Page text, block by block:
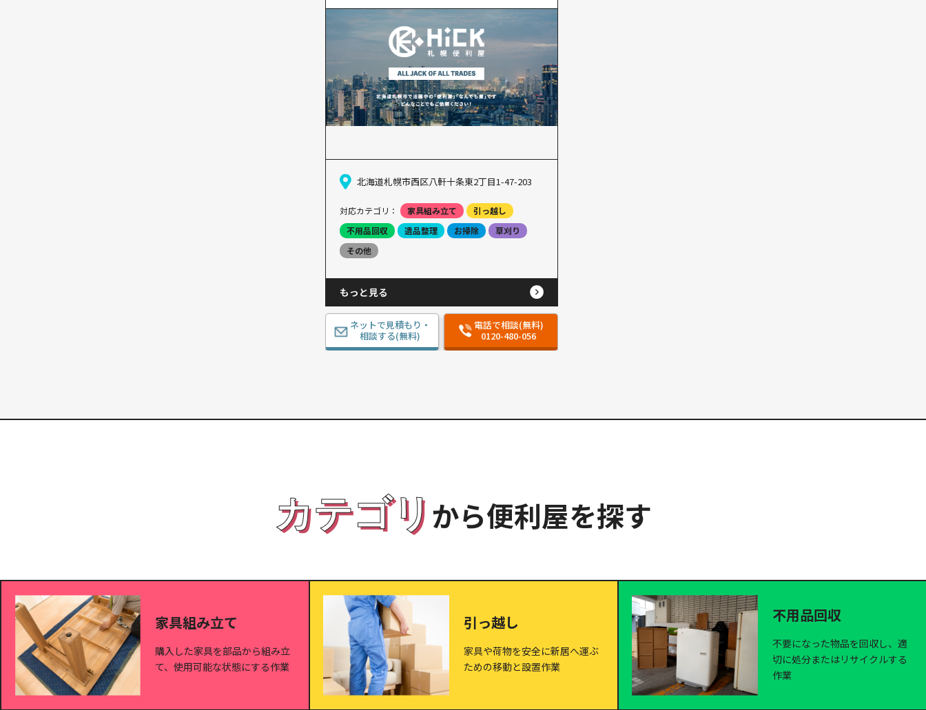
北海道札幌市西区八軒十条東2丁目1-47-203
対応カテゴリ： 家具組み立て
引っ越し
不用品回収
遺品整理 お掃除
草刈り
その他
もっと見る
ネットで見積もり・
相談する(無料)
電話で相談(無料)
0120-480-056
カテゴリから便利屋を探す
家具組み立て
購入した家具を部品から組み立
て、使用可能な状態にする作業
引っ越し
家具や荷物を安全に新居へ運ぶ
ための移動と設置作業
不用品回収
不要になった物品を回収し、適
切に処分またはリサイクルする
作業